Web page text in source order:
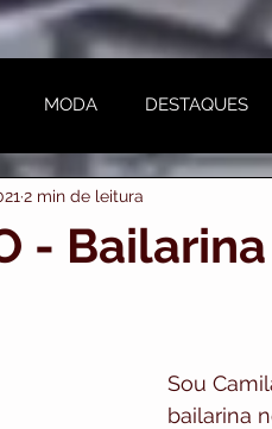
MODA DESTAQUES
Odonto NUTRIÇÃO
-
2 min de leitura
Sou
bailarina